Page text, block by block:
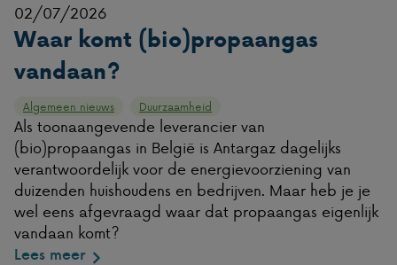
02/07/2026
Waar komt (bio)propaangas
vandaan?
Algemeen nieuws Duurzaamheid
Als toonaangevende leverancier van
(bio)propaangas in België is Antargaz dagelijks
verantwoordelijk voor de energievoorziening van
duizenden huishoudens en bedrijven. Maar heb je je
wel eens afgevraagd waar dat propaangas eigenlijk
vandaan komt?
Lees meer